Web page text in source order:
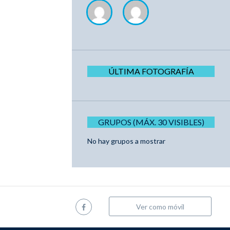
ÚLTIMA FOTOGRAFÍA
GRUPOS (MÁX. 30 VISIBLES)
No hay grupos a mostrar